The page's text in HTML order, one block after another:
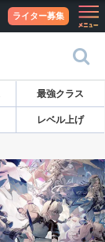
ライター募集
最強クラス
レベル上げ